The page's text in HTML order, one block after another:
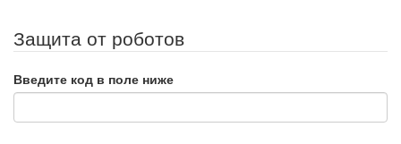
Защита от роботов
Введите код в поле ниже